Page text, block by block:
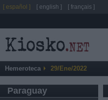
Hemeroteca 29/Ene/2022
Paraguay
[ español ] [ english ] [ français ]